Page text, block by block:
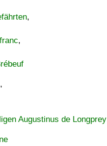
,
,
,
Augustinus de Longprey